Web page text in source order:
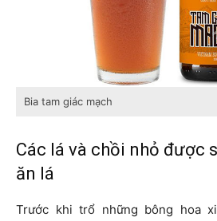
Bia tam giác mạch
Các lá và chồi nhỏ được
ăn lá
Trước khi trổ những bông hoa